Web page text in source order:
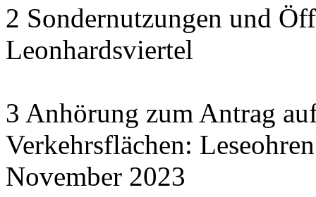
2 Sondernutzungen und
Leonhardsviertel
3 Anhörung zum Antrag
Verkehrsflächen:
November 2023